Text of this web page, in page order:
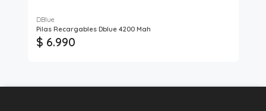
DBlue
Pilas Recargables Dblue 4200 Mah
$ 6.990